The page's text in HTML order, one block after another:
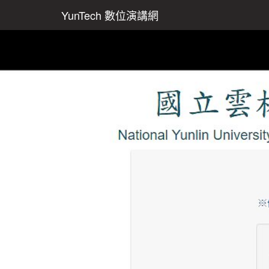
YunTech 數位演講網